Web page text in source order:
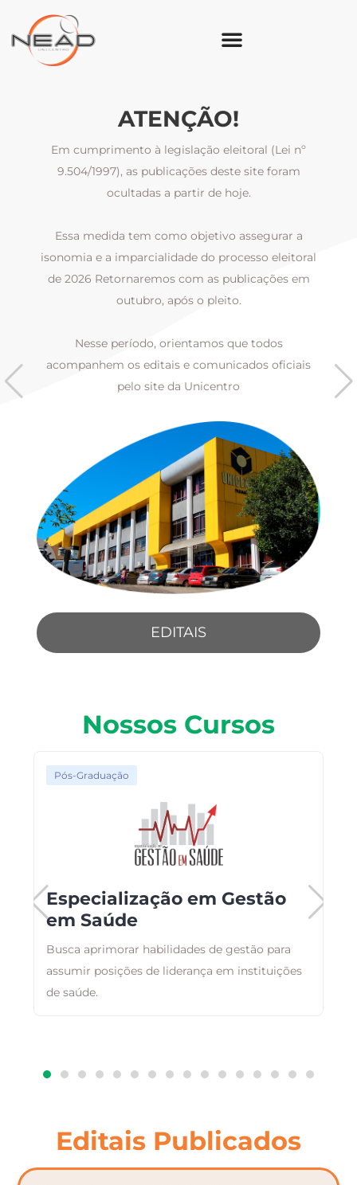
ATENÇÃO!
Em cumprimento à legislação eleitoral (Lei nº
9.504/1997), as publicações deste site foram
ocultadas a partir de hoje.
Essa medida tem como objetivo assegurar a
isonomia e a imparcialidade do processo eleitoral
de 2026 Retornaremos com as publicações em
outubro, após o pleito.
Nesse período, orientamos que todos
acompanhem os editais e comunicados oficiais
pelo site da Unicentro
EDITAIS
Nossos Cursos
Pós-Graduação
Especialização em Gestão
em Saúde
Busca aprimorar habilidades de gestão para
assumir posições de liderança em instituições
de saúde.
Editais Publicados